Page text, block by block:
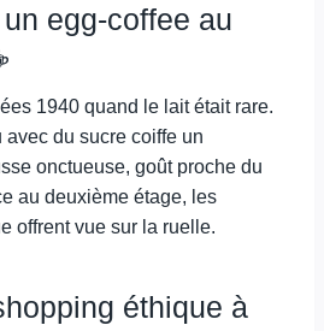
egg-coffee au
1940 quand le lait était rare.
du sucre coiffe un
onctueuse, goût proche du
au deuxième étage, les
offrent vue sur la ruelle.
éthique à